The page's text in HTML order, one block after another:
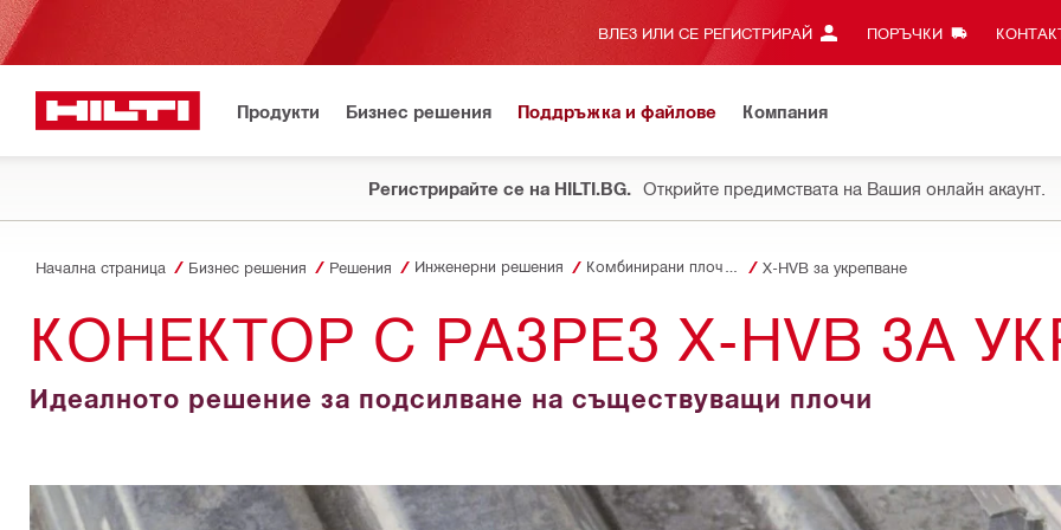
ВЛЕЗ ИЛИ СЕ РЕГИСТРИРАЙ ПОРЪЧКИ
Продукти Бизнес решения Поддръжка и файлове Компания
Регистрирайте се на HILTI.BG. Открийте предимствата на Вашия онлайн акаунт.
Начална страница Бизнес решения Решения Инженерни решения X-HVB за укрепване
КОНЕКТОР С РАЗРЕЗ X-HVB ЗА
Идеалното решение за подсилване на съществуващи плочи